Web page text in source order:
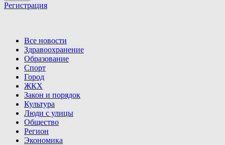
Регистрация
Все новости
Здравоохранение
Образование
Спорт
Город
ЖКХ
Закон и порядок
Культура
Люди с улицы
Общество
Регион
Экономика